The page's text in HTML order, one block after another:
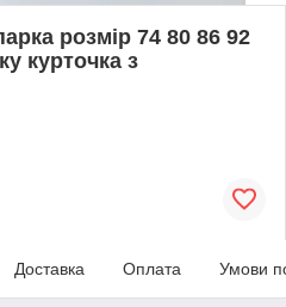
розмір 74 80 86 92
курточка з
Доставка Оплата Умови